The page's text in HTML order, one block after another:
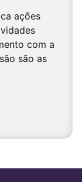
ações
com a
são as